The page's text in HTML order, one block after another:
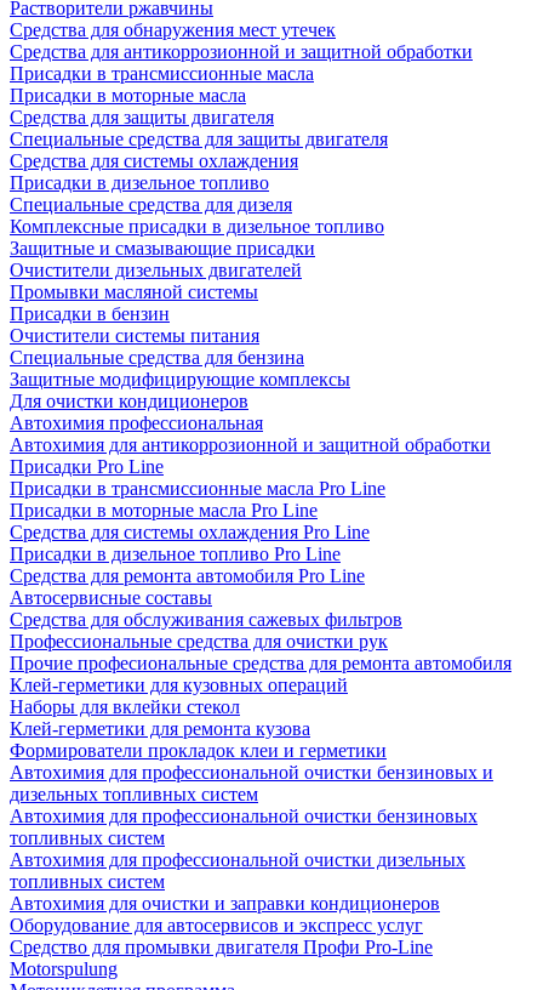
Растворители ржавчины
Средства для обнаружения мест утечек
Средства для антикоррозионной и защитной обработки
Присадки в трансмиссионные масла
Присадки в моторные масла
Средства для защиты двигателя
Специальныe средства для защиты двигателя
Средства для системы охлаждения
Присадки в дизельное топливо
Спeциальные средства для дизеля
Комплексные присадки в дизельное топливо
Защитные и смазывающие присадки
Очистители дизельных двигателей
Промывки масляной системы
Присадки в бензин
Очистители системы питания
Специальные срeдства для бензина
Защитные модифицирующие комплексы
Для очистки кондиционеров
Автохимия профессиональная
Автохимия для антикоррозионной и защитной обработки
Присадки Pro Line
Присадки в трансмиссионные масла Pro Line
Присадки в моторные масла Pro Line
Средства для системы охлаждения Pro Line
Присадки в дизельное топливо Pro Line
Средства для ремонта автомобиля Pro Line
Автосервисные составы
Средства для обслуживания сажевых фильтров
Профессиональные средства для очистки рук
Прочие професиональные средства для ремонта автомобиля
Клей-герметики для кузовных операций
Наборы для вклейки стекол
Клей-герметики для ремонта кузова
Формирователи прокладок клеи и герметики
Автохимия для профессиональной очистки бензиновых и
дизельных топливных систем
Автохимия для профессиональной очистки бензиновых
топливных систем
Автохимия для профессиональной очистки дизельных
топливных систем
Автохимия для очистки и заправки кондиционеров
Оборудование для автосервисов и экспресс услуг
Средство для промывки двигателя Профи Pro-Line
Motorspulung